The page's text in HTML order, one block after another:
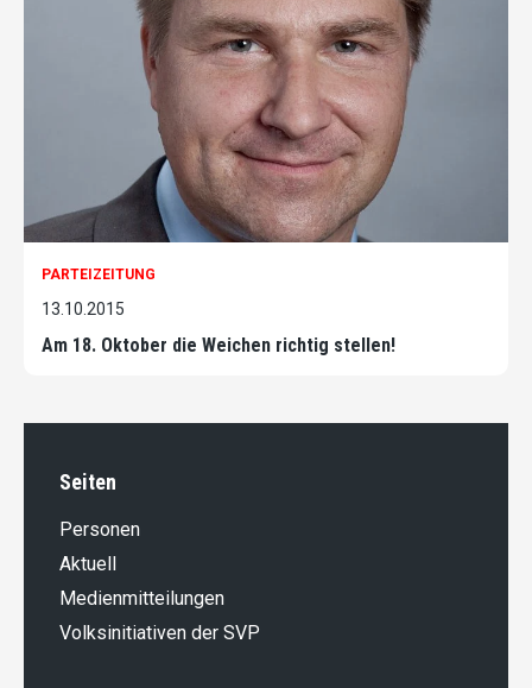
PARTEIZEITUNG
13.10.2015
Am 18. Oktober die Weichen richtig stellen!
Seiten
Personen
Aktuell
Medienmitteilungen
Volksinitiativen der SVP